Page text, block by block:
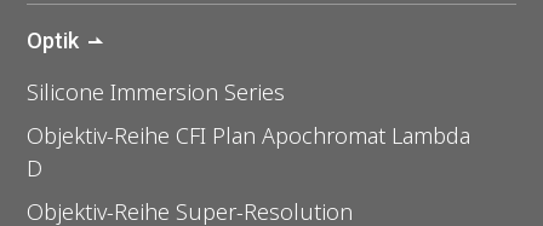
Optik
Silicone Immersion Series
Objektiv-Reihe CFI Plan Apochromat Lambda
D
Objektiv-Reihe Super-Resolution